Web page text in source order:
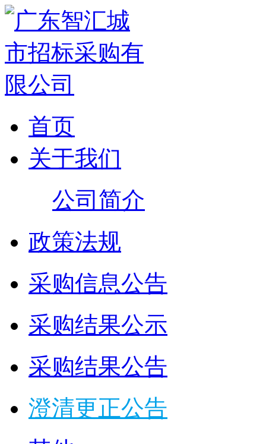
首页
关于我们
公司简介
政策法规
采购信息公告
采购结果公示
采购结果公告
澄清更正公告